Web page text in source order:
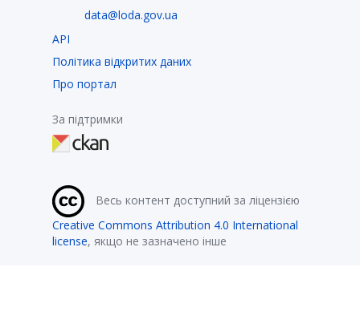
data@loda.gov.ua
API
Політика відкритих даних
Про портал
За підтримки
Весь контент доступний за ліцензією
Creative Commons Attribution 4.0 International
license, якщо не зазначено інше